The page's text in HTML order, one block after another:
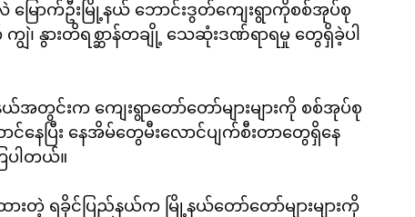
မြောက်ဦးမြို့နယ် ဘောင်းဒွတ်ကျေးရွာကိုစစ်အုပ်စု
နွားတိရစ္ဆာန်တချို့ သေဆုံးဒဏ်ရာရမှု တွေရှိခဲ့ပါ
င်းက ကျေးရွာတော်တော်များများကို စစ်အုပ်စု
ေပြီး နေအိမ်တွေမီးလောင်ပျက်စီးတာတွေရှိနေ
ပါတယ်။
းတဲ့ ရခိုင်ပြည်နယ်က မြို့နယ်တော်တော်များများကို